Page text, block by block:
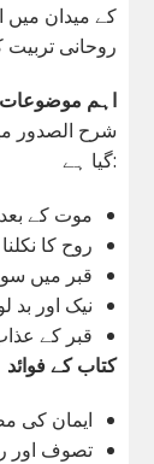
کے میدان
روحانی
اہم موضوعات
شرح الصدور
گیا ہے:
موت کے
روح کا
قبر میں
نیک اور
قبر کے
کتاب کے فوائد
ایمان کی
تصوف اور